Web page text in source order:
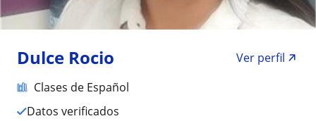
Dulce Rocio
Ver perfil
Clases de Español
Datos verificados